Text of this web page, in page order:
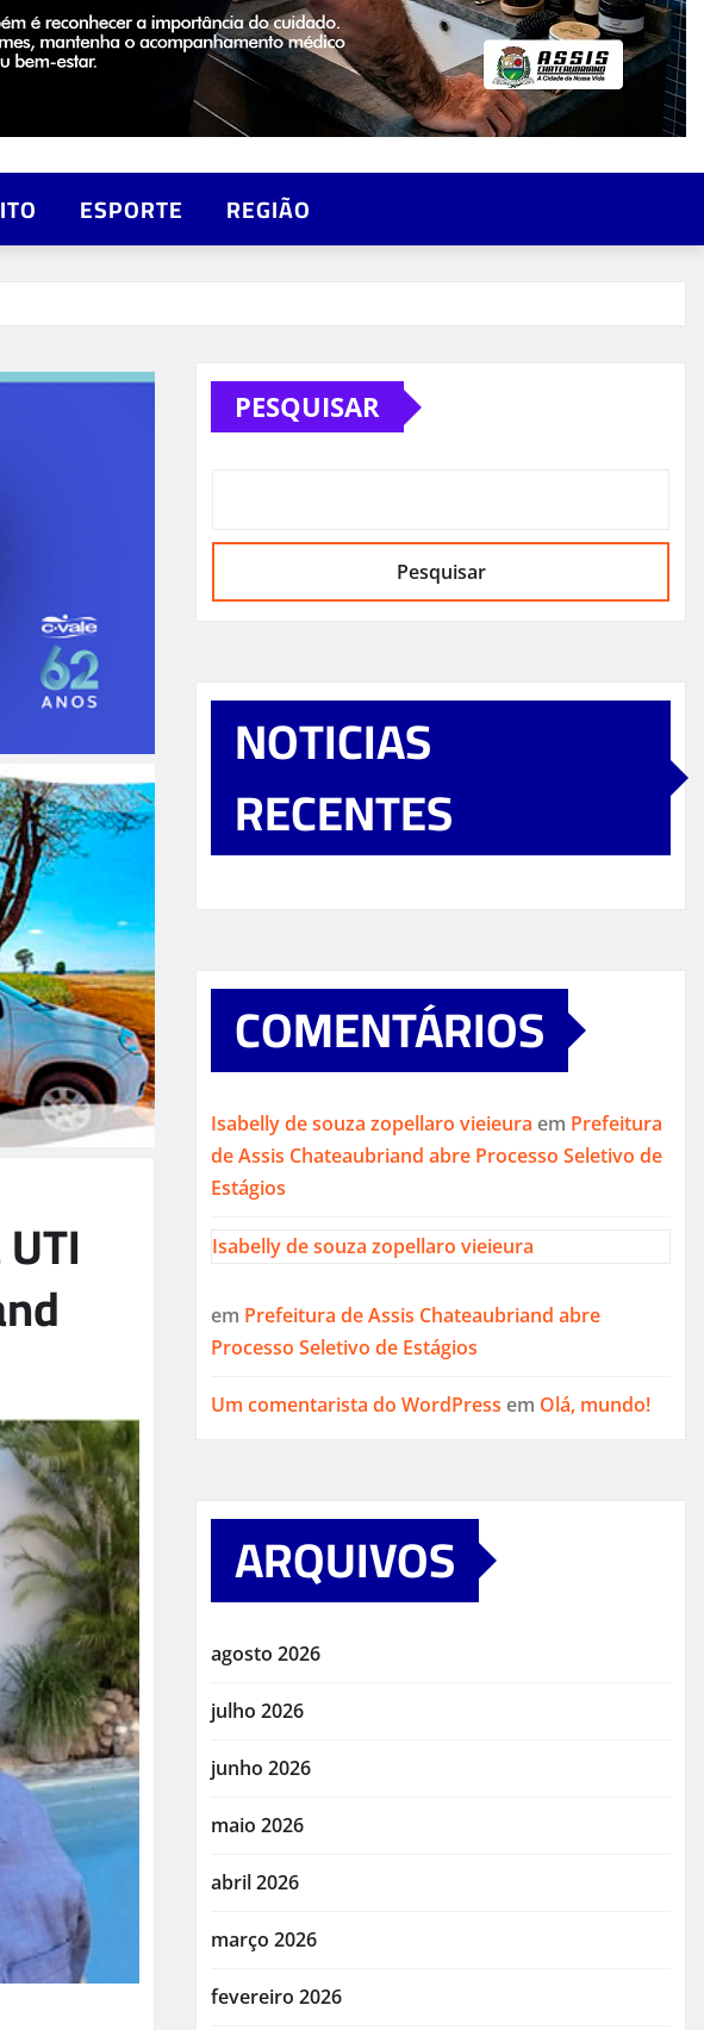
ESPORTE REGIÃO
PESQUISAR
Pesquisar
NOTICIAS
RECENTES
COMENTÁRIOS
Isabelly de souza zopellaro vieieura em Prefeitura
de Assis Chateaubriand abre Processo Seletivo de
Estágios
Isabelly de souza zopellaro vieieura
em Prefeitura de Assis Chateaubriand abre
Processo Seletivo de Estágios
Um comentarista do WordPress em Olá, mundo!
ARQUIVOS
agosto 2026
julho 2026
junho 2026
maio 2026
abril 2026
março 2026
fevereiro 2026